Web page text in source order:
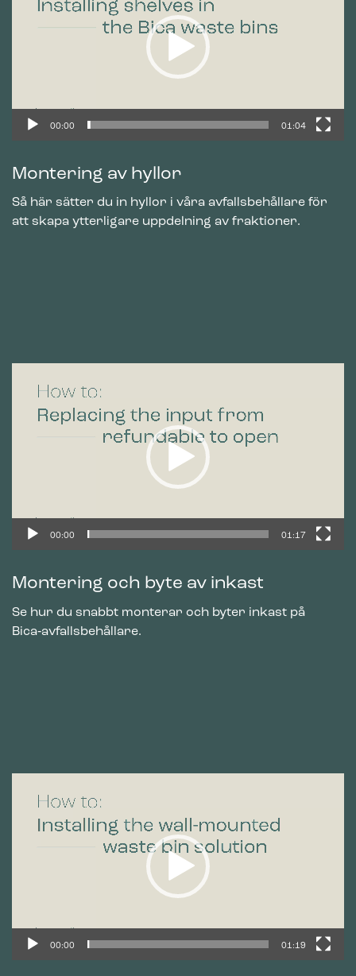
00:00 01:04
Montering av hyllor
Så här sätter du in hyllor i våra avfallsbehållare för
att skapa ytterligare uppdelning av fraktioner.
00:00 01:17
Montering och byte av inkast
Se hur du snabbt monterar och byter inkast på
Bica‑avfallsbehållare.
00:00 01:19